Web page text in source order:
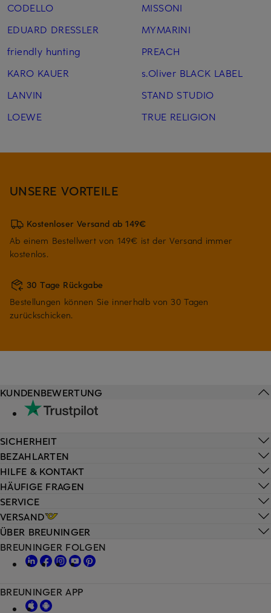
CODELLO
EDUARD DRESSLER
friendly hunting
KARO KAUER
LANVIN
LOEWE
MISSONI
MYMARINI
PREACH
s.Oliver BLACK LABEL
STAND STUDIO
TRUE RELIGION
UNSERE VORTEILE
Kostenloser Versand ab 149€
Ab einem Bestellwert von 149€ ist der Versand immer
kostenlos.
30 Tage Rückgabe
Bestellungen können Sie innerhalb von 30 Tagen
zurückschicken.
HILFE & KONTAKT
HÄUFIGE FRAGEN
SERVICE
VERSAND
KUNDENBEWERTUNG
SICHERHEIT
BEZAHLARTEN
ÜBER BREUNINGER
BREUNINGER FOLGEN
BREUNINGER APP